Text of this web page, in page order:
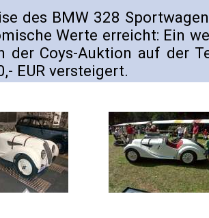
des BMW 328
Werte erreicht: Ein
der Coys-Auktion auf der
EUR versteigert.